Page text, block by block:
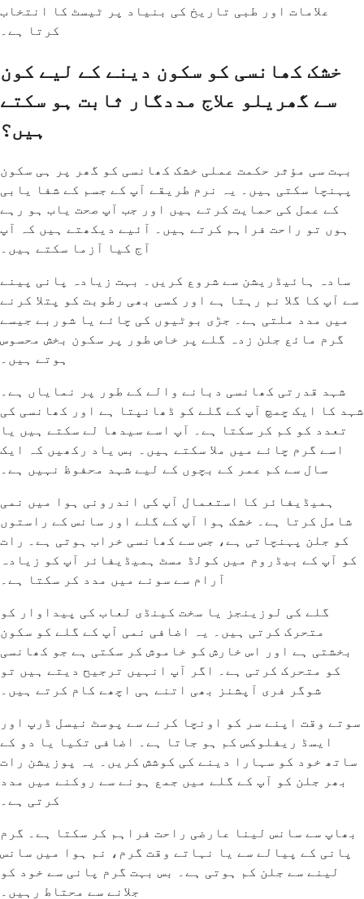
علامات اور طبی تاریخ کی بنیاد پر ٹیسٹ کا انتخاب
کرتا ہے۔
خشک کھانسی کو سکون دینے کے لیے کون
سے گھریلو علاج مددگار ثابت ہو سکتے
ہیں؟
بہت سی مؤثر حکمت عملی خشک کھانسی کو گھر پر ہی سکون
پہنچا سکتی ہیں۔ یہ نرم طریقے آپ کے جسم کے شفا یابی
کے عمل کی حمایت کرتے ہیں اور جب آپ صحت یاب ہو رہے
ہوں تو راحت فراہم کرتے ہیں۔ آئیے دیکھتے ہیں کہ آپ
آج کیا آزما سکتے ہیں۔
سادہ ہائیڈریشن سے شروع کریں۔ بہت زیادہ پانی پینے
سے آپ کا گلا نم رہتا ہے اور کسی بھی رطوبت کو پتلا کرنے
میں مدد ملتی ہے۔ جڑی بوٹیوں کی چائے یا شوربے جیسے
گرم مائع جلن زدہ گلے پر خاص طور پر سکون بخش محسوس
ہوتے ہیں۔
شہد قدرتی کھانسی دبانے والے کے طور پر نمایاں ہے۔
شہد کا ایک چمچ آپ کے گلے کو ڈھانپتا ہے اور کھانسی کی
تعدد کو کم کر سکتا ہے۔ آپ اسے سیدھا لے سکتے ہیں یا
اسے گرم چائے میں ملا سکتے ہیں۔ بس یاد رکھیں کہ ایک
سال سے کم عمر کے بچوں کے لیے شہد محفوظ نہیں ہے۔
ہمیڈیفائر کا استعمال آپ کی اندرونی ہوا میں نمی
شامل کرتا ہے۔ خشک ہوا آپ کے گلے اور سانس کے راستوں
کو جلن پہنچاتی ہے، جس سے کھانسی خراب ہوتی ہے۔ رات
کو آپ کے بیڈروم میں کولڈ مسٹ ہمیڈیفائر آپ کو زیادہ
آرام سے سونے میں مدد کر سکتا ہے۔
گلے کی لوزینجز یا سخت کینڈی لعاب کی پیداوار کو
متحرک کرتی ہیں۔ یہ اضافی نمی آپ کے گلے کو سکون
بخشتی ہے اور اس خارش کو خاموش کر سکتی ہے جو کھانسی
کو متحرک کرتی ہے۔ اگر آپ انہیں ترجیح دیتے ہیں تو
شوگر فری آپشنز بھی اتنے ہی اچھے کام کرتے ہیں۔
سوتے وقت اپنے سر کو اونچا کرنے سے پوسٹ نیسل ڈرپ اور
ایسڈ ریفلوکس کم ہو جاتا ہے۔ اضافی تکیا یا دو کے
ساتھ خود کو سہارا دینے کی کوشش کریں۔ یہ پوزیشن رات
بھر جلن کو آپ کے گلے میں جمع ہونے سے روکنے میں مدد
کرتی ہے۔
بھاپ سے سانس لینا عارضی راحت فراہم کر سکتا ہے۔ گرم
پانی کے پیالے سے یا نہاتے وقت گرم، نم ہوا میں سانس
لینے سے جلن کم ہوتی ہے۔ بس بہت گرم پانی سے خود کو
جلانے سے محتاط رہیں۔